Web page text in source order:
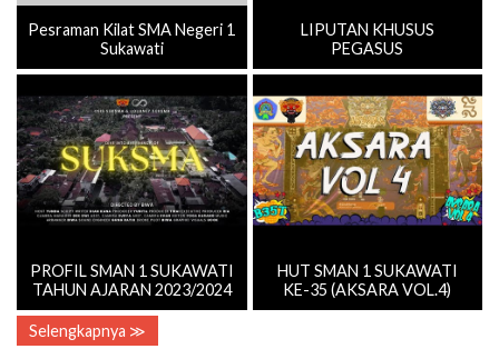
Pesraman Kilat SMA Negeri 1
Sukawati
LIPUTAN KHUSUS
PEGASUS
PROFIL SMAN 1 SUKAWATI
TAHUN AJARAN 2023/2024
HUT SMAN 1 SUKAWATI
KE-35 (AKSARA VOL.4)
Selengkapnya ≫